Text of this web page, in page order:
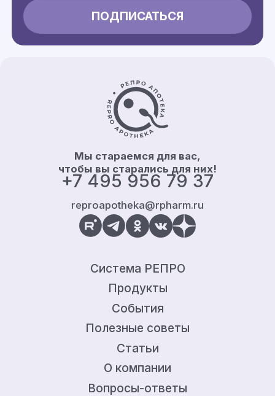
Контакты и информация
+7 495 956 79 37
reproapotheka@rpharm.ru
Мы стараемся для вас,
чтобы вы старались для них!
Система РЕПРО
Продукты
События
Полезные советы
Статьи
О компании
Вопросы-ответы